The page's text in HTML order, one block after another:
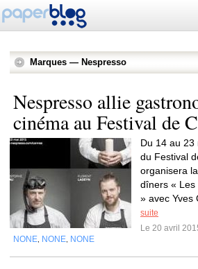
Marques — Nespresso
Nespresso allie
cinéma au Festival de
Du 14 au 23
du Festival
organisera
dîners « Les
» avec Yves
suite
Le 20 avril
NONE NONE NONE